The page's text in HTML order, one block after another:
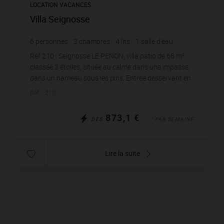
LOCATION VACANCES
Villa Seignosse
6 personnes 3 chambres 4 lits
salle d'eau
Réf 210 : Seignosse LE PENON, villa patio de 68 m²
classée 3 étoiles, située au calme dans une impasse,
dans un hameau sous les pins. Entrée desservant en
DÈS 873,1 €
Lire la suite